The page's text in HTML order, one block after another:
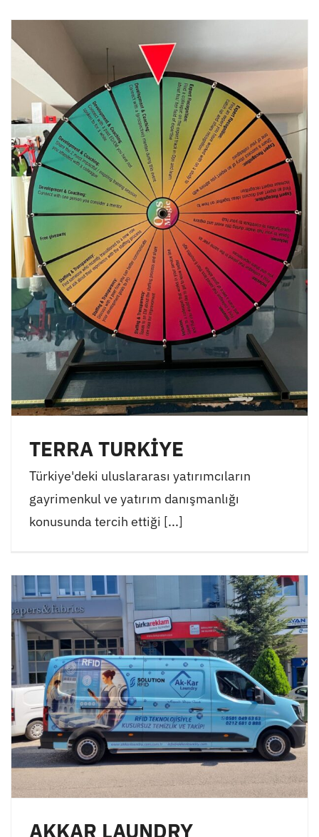
TERRA TURKİYE
Türkiye'deki uluslararası yatırımcıların
gayrimenkul ve yatırım danışmanlığı
konusunda tercih ettiği [...]
AKKAR LAUNDRY